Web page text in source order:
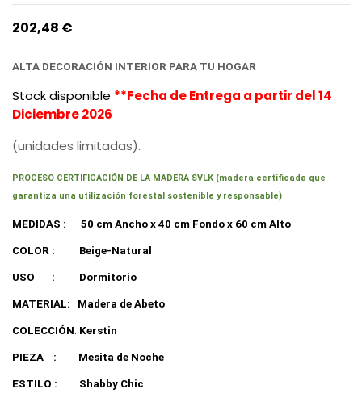
202,48 €
ALTA DECORACIÓN INTERIOR PARA TU HOGAR
Stock disponible **Fecha de Entrega a partir del 14
Diciembre 2026
(unidades limitadas).
PROCESO CERTIFICACIÓN DE LA MADERA SVLK (madera certificada que
garantiza una utilización forestal sostenible y responsable)
MEDIDAS : 50 cm Ancho x 40 cm Fondo x 60 cm Alto
COLOR : Beige-Natural
USO : Dormitorio
MATERIAL: Madera de Abeto
COLECCIÓN: Kerstin
PIEZA : Mesita de Noche
ESTILO : Shabby Chic